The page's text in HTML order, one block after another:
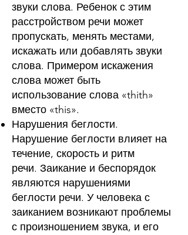
звуки слова. Ребенок с этим
расстройством речи может
пропускать, менять местами,
искажать или добавлять звуки
слова. Примером искажения
слова может быть
использование слова «thith»
вместо «this».
Нарушения беглости.
Нарушение беглости влияет на
течение, скорость и ритм
речи. Заикание и беспорядок
являются нарушениями
беглости речи. У человека с
заиканием возникают проблемы
с произношением звука, и его